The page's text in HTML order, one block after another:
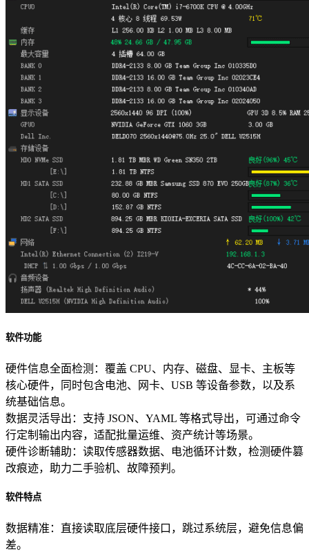
软件功能
硬件信息全面检测：覆盖 CPU、内存、磁盘、显卡、主板等
核心硬件，同时包含电池、网卡、USB 等设备参数，以及系
统基础信息。
数据灵活导出：支持 JSON、YAML 等格式导出，可通过命令
行定制输出内容，适配批量运维、资产统计等场景。
硬件诊断辅助：读取传感器数据、电池循环计数，检测硬件篡
改痕迹，助力二手验机、故障预判。
软件特点
数据精准：直接读取底层硬件接口，跳过系统层，避免信息偏
差。